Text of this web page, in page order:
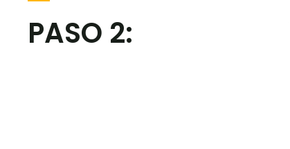
PASO 2: